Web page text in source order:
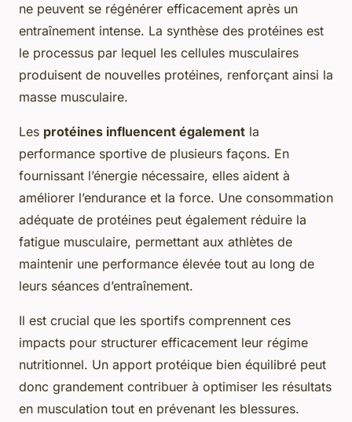
ne peuvent se régénérer efficacement après un
entraînement intense. La synthèse des protéines est
le processus par lequel les cellules musculaires
produisent de nouvelles protéines, renforçant ainsi la
masse musculaire.
Les protéines influencent également la
performance sportive de plusieurs façons. En
fournissant l’énergie nécessaire, elles aident à
améliorer l’endurance et la force. Une consommation
adéquate de protéines peut également réduire la
fatigue musculaire, permettant aux athlètes de
maintenir une performance élevée tout au long de
leurs séances d’entraînement.
Il est crucial que les sportifs comprennent ces
impacts pour structurer efficacement leur régime
nutritionnel. Un apport protéique bien équilibré peut
donc grandement contribuer à optimiser les résultats
en musculation tout en prévenant les blessures.